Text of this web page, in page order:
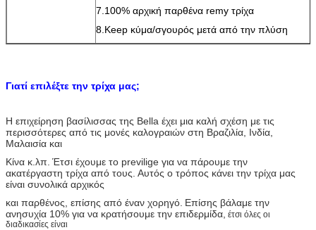
7.100% αρχική παρθένα remy τρίχα
8.Keep κύμα/σγουρός μετά από την πλύση
Γιατί επιλέξτε την τρίχα μας;
Η επιχείρηση βασίλισσας της Bella έχει μια καλή σχέση με τις
περισσότερες από τις μονές καλογραιών στη Βραζιλία, Ινδία,
Μαλαισία και
Κίνα κ.λπ. Έτσι έχουμε το previlige για να πάρουμε την
ακατέργαστη τρίχα από τους. Αυτός ο τρόπος κάνει την τρίχα μας
είναι συνολικά αρχικός
και παρθένος, επίσης από έναν χορηγό. Επίσης βάλαμε την
ανησυχία 10% για να κρατήσουμε την επιδερμίδα, έτσι όλες οι
διαδικασίες είναι